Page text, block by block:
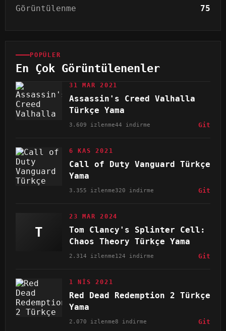
Görüntülenme 75
POPÜLER
En Çok Görüntülenenler
31 MAR 2021
Assassin's Creed Valhalla
Türkçe Yama
3.609 izlenme44 indirme Git
6 KAS 2021
Call of Duty Vanguard Türkçe
Yama
3.355 izlenme320 indirme Git
T
23 MAR 2024
Tom Clancy's Splinter Cell:
Chaos Theory Türkçe Yama
2.314 izlenme124 indirme Git
1 NIS 2021
Red Dead Redemption 2 Türkçe
Yama
2.070 izlenme8 indirme Git